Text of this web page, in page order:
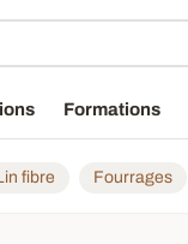
Formations
fibre Fourrages